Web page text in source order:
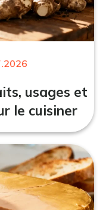
usages et
le cuisiner